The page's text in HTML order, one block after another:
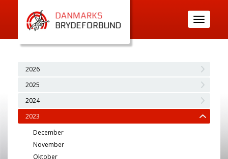
Toggle
navigation
2026
2025
2024
2023
December
November
Oktober